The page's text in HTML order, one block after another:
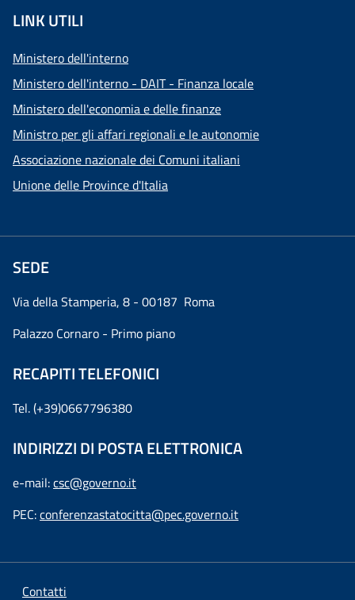
LINK UTILI
Ministero dell'interno
Ministero dell'interno - DAIT - Finanza locale
Ministero dell'economia e delle finanze
Ministro per gli affari regionali e le autonomie
Associazione nazionale dei Comuni italiani
Unione delle Province d'Italia
SEDE
Via della Stamperia, 8 - 00187 Roma
Palazzo Cornaro - Primo piano
RECAPITI TELEFONICI
Tel. (+39)0667796380
INDIRIZZI DI POSTA ELETTRONICA
e-mail:csc@governo.it
PEC:conferenzastatocitta@pec.governo.it
Contatti